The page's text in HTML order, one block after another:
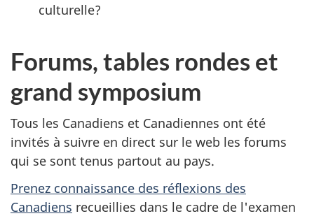
culturelle?
Forums, tables rondes et
grand symposium
Tous les Canadiens et Canadiennes ont été
invités à suivre en direct sur le web les forums
qui se sont tenus partout au pays.
Prenez connaissance des réflexions des
Canadiens recueillies dans le cadre de l'examen